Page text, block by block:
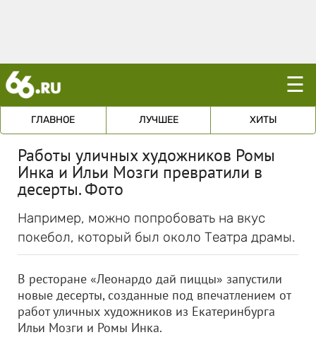
☰
ГЛАВНОЕ ЛУЧШЕЕ ХИТЫ
Работы уличных художников Ромы
Инка и Ильи Мозги превратили в
десерты. Фото
Например, можно попробовать на вкус
покебол, который был около Театра драмы.
В ресторане «Леонардо дай пиццы» запустили
новые десерты, созданные под впечатлением от
работ уличных художников из Екатеринбурга
Ильи Мозги и Ромы Инка.